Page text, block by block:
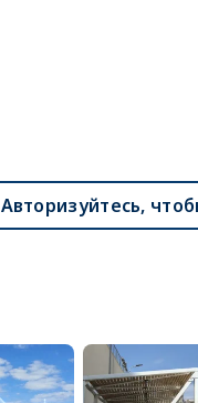
Авторизуйтесь,